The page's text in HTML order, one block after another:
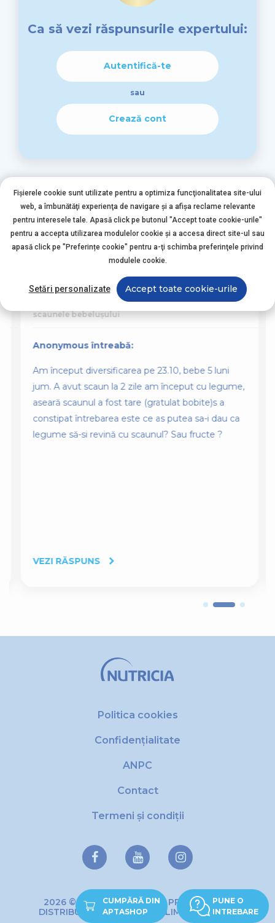
PUNE O
INTREBARE
Ca să vezi răspunsurile expertului:
Autentifică-te
sau
Crează cont
Alte întrebări asemănătoare
Nutriția Bebelușului
scaunele bebelușului
Anonymous întreabă:
Am început diversificarea pe 23.10, bebe 5 luni
jum. A avut scaun la 2 zile am început cu legume,
aseară scaunul a fost tare (gratulat bobite)s a
constipat întrebarea este ce as putea sa-i dau ca
legume să-si revină cu scaunul? Sau fructe ?
VEZI RĂSPUNS
Politica cookies
Confidențialitate
ANPC
Contact
Termeni și condiții
2026 © Copyright DANONE PRODUCTIE SI
DISTRIBUTIE DE PRODUSE ALIMENTARE SRL
CUMPĂRĂ DIN
APTASHOP
Fișierele cookie sunt utilizate pentru a optimiza funcţionalitatea site-ului
web, a îmbunătăţi experienţa de navigare şi a afişa reclame relevante
pentru interesele tale. Apasă click pe butonul "Accept toate cookie-urile"
pentru a accepta utilizarea modulelor cookie şi a accesa direct site-ul sau
apasă click pe "Preferințe cookie" pentru a-ţi schimba preferinţele privind
modulele cookie.
Setări personalizate Accept toate cookie-urile